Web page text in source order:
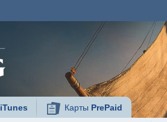
iTunes Карты PrePaid